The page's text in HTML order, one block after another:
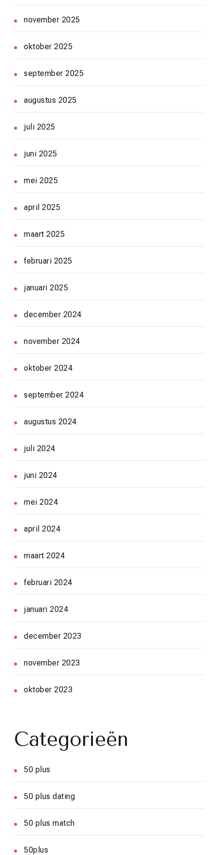
november 2025
oktober 2025
september 2025
augustus 2025
juli 2025
juni 2025
mei 2025
april 2025
maart 2025
februari 2025
januari 2025
december 2024
november 2024
oktober 2024
september 2024
augustus 2024
juli 2024
juni 2024
mei 2024
april 2024
maart 2024
februari 2024
januari 2024
december 2023
november 2023
oktober 2023
Categorieën
50 plus
50 plus dating
50 plus match
50plus